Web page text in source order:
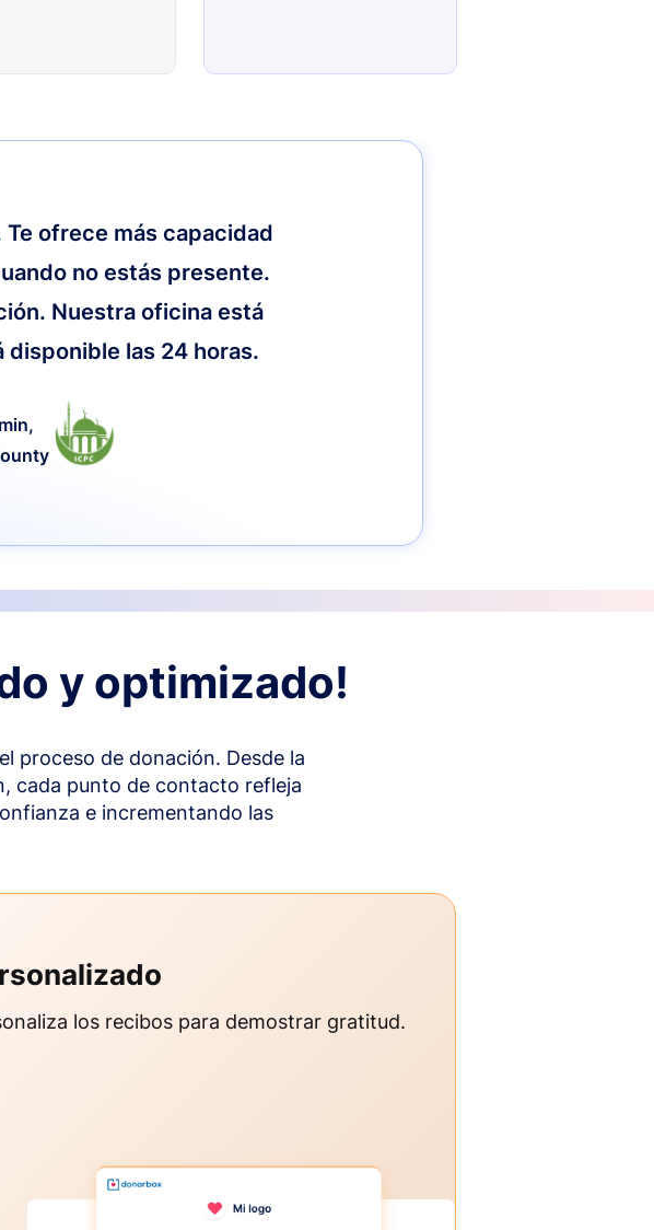
ofrece más capacidad
no estás presente.
Nuestra oficina está
las 24 horas.
y optimizado!
proceso de donación. Desde la
cada punto de contacto refleja
e incrementando las
los recibos para demostrar gratitud.